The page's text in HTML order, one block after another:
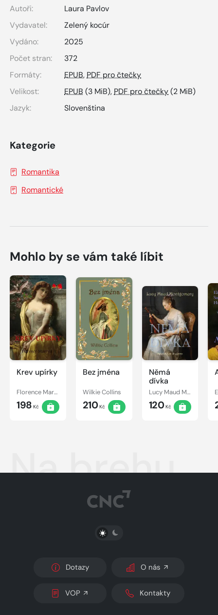
Autoři:
Laura Pavlov
Vydavatel:
Zelený kocúr
Vydáno:
2025
Počet stran:
372
Formáty:
EPUB, PDF pro čtečky
Velikost:
EPUB (3 MiB), PDF pro čtečky(2 MiB)
Jazyk:
Slovenština
Kategorie
Romantika
Romantické
Mohlo by se vám také líbit
Krev upírky
Florence Marryat
198 Kč
Bez jména
Wilkie Collins
210Kč
Němá
dívka
Lucy Maud Montgomery
120Kč
Na brehu
PŘEPNOUT SVĚTLÝ/TMAVÝ REŽIM
Dotazy O nás
VOP Kontakty